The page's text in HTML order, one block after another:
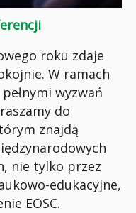
roku zdaje
W ramach
wyzwań
do
znajdą
nie tylko przez
edukacyjne,
EOSC.